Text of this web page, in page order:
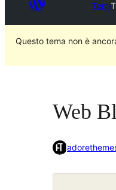
Temi
Questo tema non è
Web